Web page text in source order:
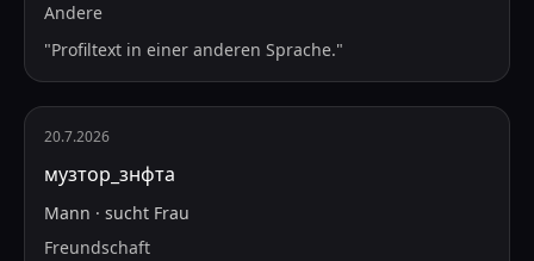
Andere
"Profiltext in einer anderen Sprache."
20.7.2026
музтор_знфта
Mann · sucht Frau
Freundschaft